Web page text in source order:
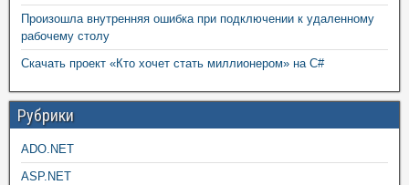
Произошла внутренняя ошибка при подключении к удаленному
рабочему столу
Скачать проект «Кто хочет стать миллионером» на C#
Рубрики
ADO.NET
ASP.NET